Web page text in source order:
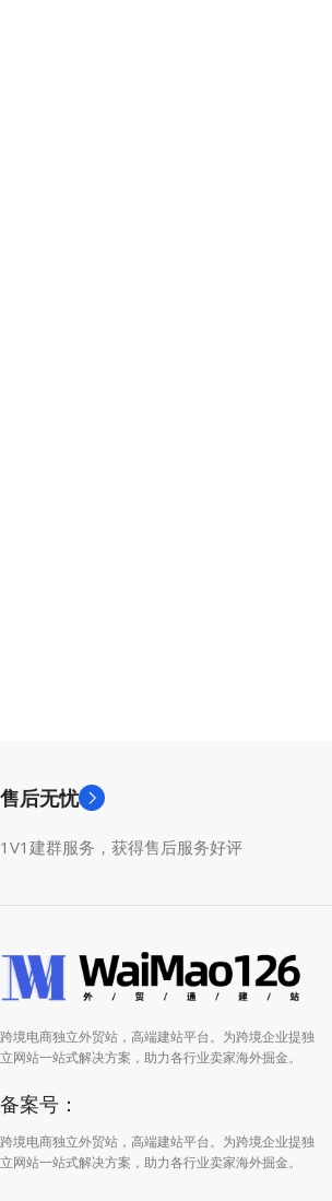
售后无忧
1V1建群服务，获得售后服务好评
跨境电商独立外贸站，高端建站平台。为跨境企业提独
立网站一站式解决方案，助力各行业卖家海外掘金。
备案号：
跨境电商独立外贸站，高端建站平台。为跨境企业提独
立网站一站式解决方案，助力各行业卖家海外掘金。